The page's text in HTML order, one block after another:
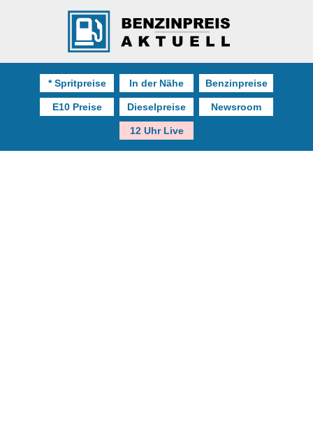
* Spritpreise In der Nähe Benzinpreise
E10 Preise Dieselpreise Newsroom
12 Uhr Live